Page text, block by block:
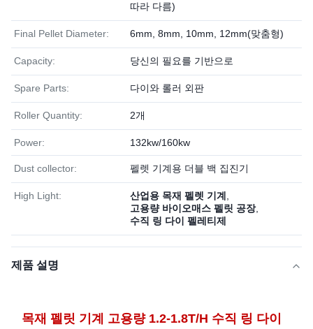
따라 다름)
Final Pellet Diameter: 6mm, 8mm, 10mm, 12mm(맞춤형)
Capacity: 당신의 필요를 기반으로
Spare Parts: 다이와 롤러 외판
Roller Quantity: 2개
Power: 132kw/160kw
Dust collector: 펠렛 기계용 더블 백 집진기
High Light: 산업용 목재 펠렛 기계
고용량 바이오매스 펠릿 공장,
수직 링 다이 펠레티제
제품 설명
목재 펠릿 기계 고용량 1.2-1.8T/H 수직 링 다이